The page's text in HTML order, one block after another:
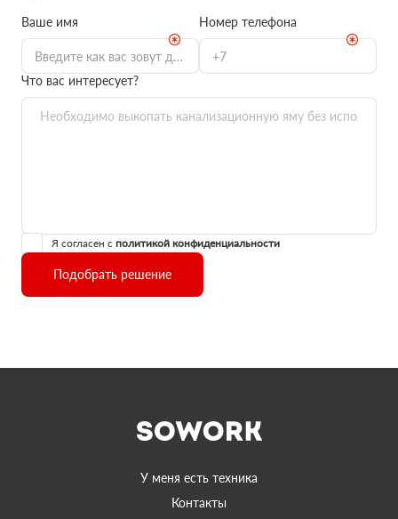
Ваше имя
Номер телефона
Что вас интересует?
Я согласен с политикой конфиденциальности
Подобрать решение
У меня есть техника
Контакты